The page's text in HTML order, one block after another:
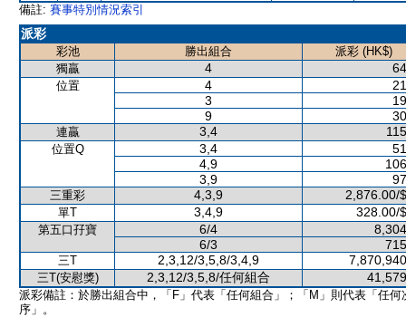
備註: 賽事特別情況索引
派彩
彩池 勝出組合
派彩 (HK$)
獨贏
4
位置 4
3
9
連贏 3,4
位置Q 3,4
4,9
3,9
三重彩 4,3,9 2,876.00/
單T 3,4,9 328.00/
第五口孖寶 6/4
6/3
三T 2,3,12/3,5,8/3,4,9
三T(安慰獎) 2,3,12/3,5,8/任何組合
派彩備註：於勝出組合中，「F」代表「任何組合」；「M」則代表「任何
序」。